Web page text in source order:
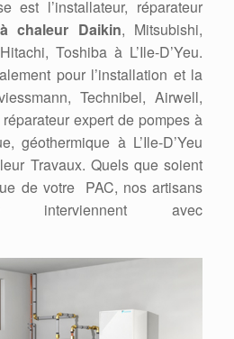
est l’installateur, réparateur
chaleur Daikin, Mitsubishi,
Toshiba à L’Ile-D’Yeu.
pour l’installation et la
Technibel, Airwell,
réparateur expert de pompes à
géothermique à L’Ile-D’Yeu
Travaux. Quels que soient
de votre PAC, nos artisans
interviennent avec